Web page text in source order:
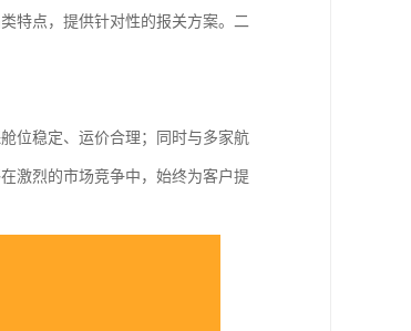
特点，提供针对性的报关方案。二
位稳定、运价合理；同时与多家航
激烈的市场竞争中，始终为客户提